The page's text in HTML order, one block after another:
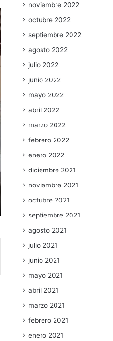
noviembre 2022
octubre 2022
septiembre 2022
agosto 2022
julio 2022
junio 2022
mayo 2022
abril 2022
marzo 2022
febrero 2022
enero 2022
diciembre 2021
noviembre 2021
octubre 2021
septiembre 2021
agosto 2021
julio 2021
junio 2021
mayo 2021
abril 2021
marzo 2021
febrero 2021
enero 2021